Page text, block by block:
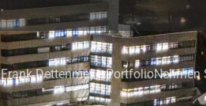
Frank DettenmeyerPortfolioNehmen